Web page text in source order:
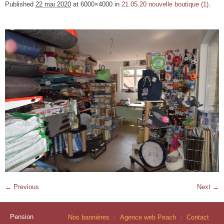
Published 22 mai 2020 at 6000×4000 in 21.05.20 nouvelle boutique (1).
← Previous Next →
Nos bannières Agence web Peach Contact
Pension